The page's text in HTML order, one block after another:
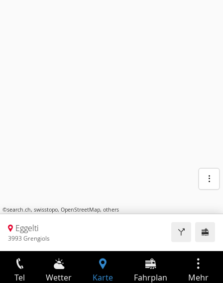
©search.ch, swisstopo, OpenStreetMap, others
Eggelti
3993 Grengiols
Tel Wetter Karte Fahrplan Mehr